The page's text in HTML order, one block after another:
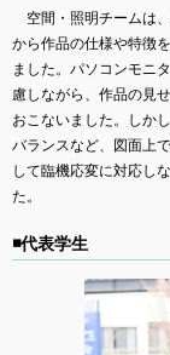
空間・照明チームは
から作品の仕様や特徴
ました。パソコンモニ
慮しながら、作品の見
おこないました。しか
バランスなど、図面上
して臨機応変に対応し
た。
◾️代表学生